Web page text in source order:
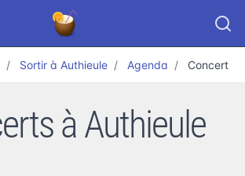
Sortir à Authieule Agenda Concert
à Authieule